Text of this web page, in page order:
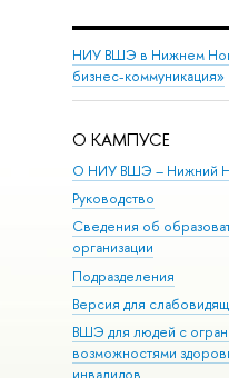
НИУ ВШЭ в Нижнем
бизнес-коммуникация»
О КАМПУСЕ
О НИУ ВШЭ – Нижний
Руководство
Сведения об
организации
Подразделения
Версия для
ВШЭ для людей с
возможностями